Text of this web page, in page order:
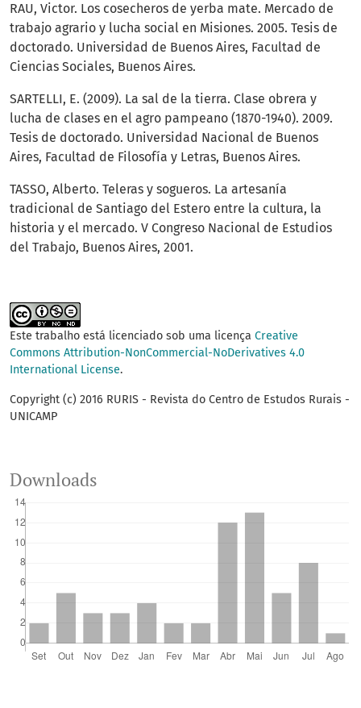
RAU, Victor. Los cosecheros de yerba mate. Mercado de
trabajo agrario y lucha social en Misiones. 2005. Tesis de
doctorado. Universidad de Buenos Aires, Facultad de
Ciencias Sociales, Buenos Aires.
SARTELLI, E. (2009). La sal de la tierra. Clase obrera y
lucha de clases en el agro pampeano (1870-1940). 2009.
Tesis de doctorado. Universidad Nacional de Buenos
Aires, Facultad de Filosofía y Letras, Buenos Aires.
TASSO, Alberto. Teleras y sogueros. La artesanía
tradicional de Santiago del Estero entre la cultura, la
historia y el mercado. V Congreso Nacional de Estudios
del Trabajo, Buenos Aires, 2001.
Este trabalho está licenciado sob uma licença Creative
Commons Attribution-NonCommercial-NoDerivatives 4.0
International License.
Copyright (c) 2016 RURIS - Revista do Centro de Estudos Rurais -
UNICAMP
Downloads